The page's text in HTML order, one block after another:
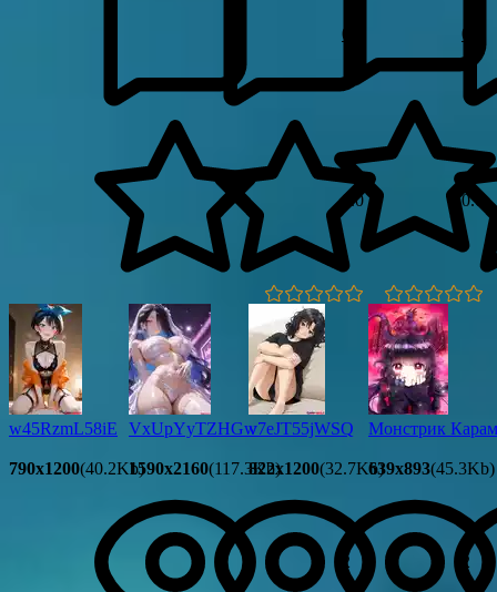
0
0.0
0
0.0
w45RzmL58iE
790x1200(40.2Kb)
2
VxUpYyTZHGw
1590x2160(117.3Kb)
2
v7eJT55jWSQ
822x1200(32.7Kb)
Монстрик
639x893(45.3Kb)